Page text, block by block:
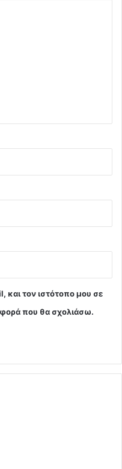
τον ιστότοπο μου σε
φορά που θα σχολιάσω.